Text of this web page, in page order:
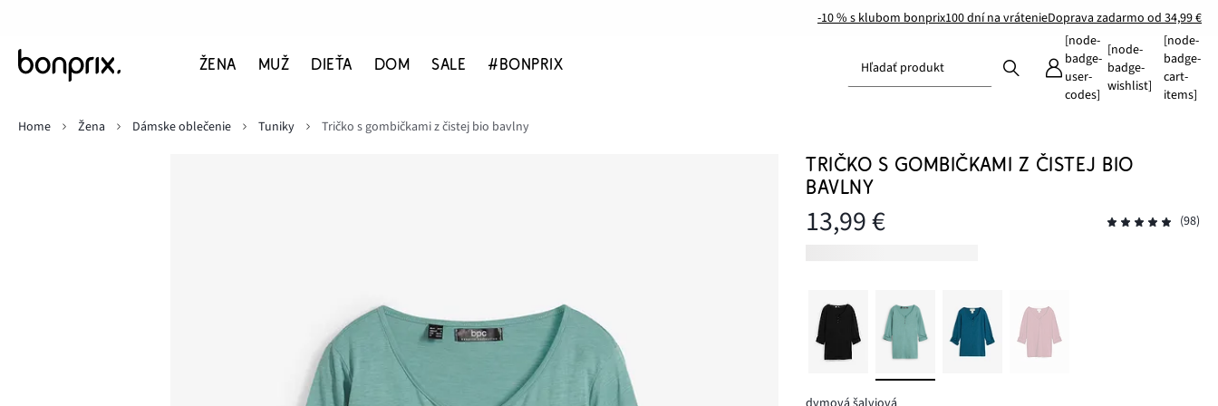
-10 % s klubom bonprix100 dní na vrátenieDoprava zadarmo od 34,99 €
ŽENA MUŽ DIEŤA DOM SALE #BONPRIX Hľadať produkt
[node-
badge-
user-
codes]
[node-
badge-
wishlist]
[node-
badge-
cart-
items]
Home
Žena Dámske oblečenie Tuniky Tričko s gombičkami z čistej bio bavlny
TRIČKO S GOMBIČKAMI Z ČISTEJ BIO
BAVLNY
13,99 € (98)